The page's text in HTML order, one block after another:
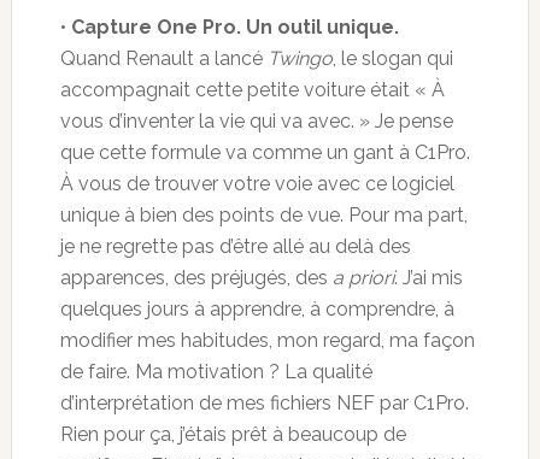
• Capture One Pro. Un outil unique.
Quand Renault a lancé Twingo, le slogan qui
accompagnait cette petite voiture était « À
vous d’inventer la vie qui va avec. » Je pense
que cette formule va comme un gant à C1Pro.
À vous de trouver votre voie avec ce logiciel
unique à bien des points de vue. Pour ma part,
je ne regrette pas d’être allé au delà des
apparences, des préjugés, des a priori. J’ai mis
quelques jours à apprendre, à comprendre, à
modifier mes habitudes, mon regard, ma façon
de faire. Ma motivation ? La qualité
d’interprétation de mes fichiers NEF par C1Pro.
Rien pour ça, j’étais prêt à beaucoup de